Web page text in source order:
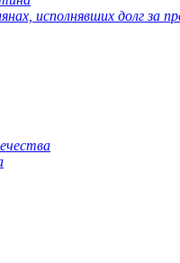
исполнявших долг за